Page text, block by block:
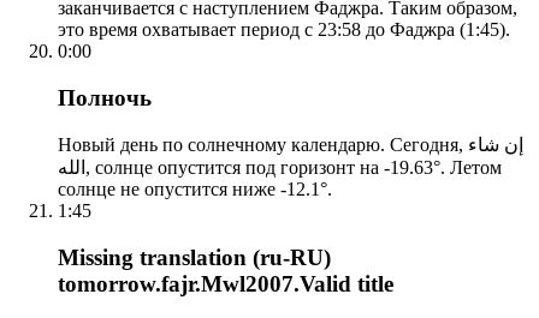
заканчивается с наступлением Фаджра. Таким образом,
это время охватывает период с 23:58 до Фаджра (1:45).
0:00
Полночь
Новый день по солнечному календарю. Сегодня, إن شاء
الله, солнце опустится под горизонт на -19.63°. Летом
солнце не опустится ниже -12.1°.
1:45
Missing translation (ru-RU)
tomorrow.fajr.Mwl2007.Valid title